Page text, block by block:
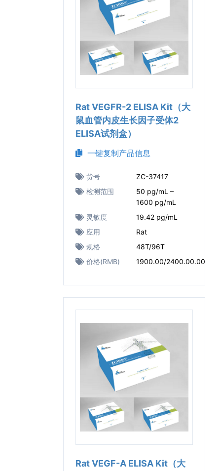
Rat VEGFR-2 ELISA Kit（大
鼠血管内皮生长因子受体2
ELISA试剂盒）
一键复制产品信息
货号
ZC-37417
检测范围
50 pg/mL –
1600 pg/mL
灵敏度
19.42 pg/mL
应用
Rat
规格
48T/96T
价格(RMB)
1900.00/2400.00.00
Rat VEGF-A ELISA Kit（大